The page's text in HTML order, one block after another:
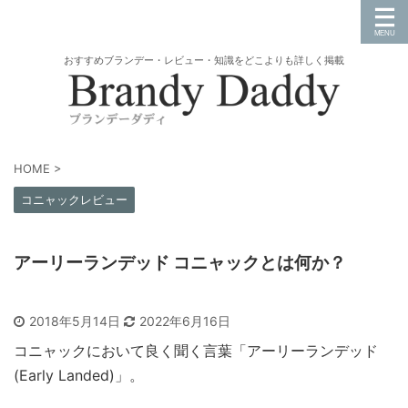
おすすめブランデー・レビュー・知識をどこよりも詳しく掲載
HOME >
コニャックレビュー
アーリーランデッド コニャックとは何か？
2018年5月14日 2022年6月16日
コニャックにおいて良く聞く言葉「アーリーランデッド
(Early Landed)」。